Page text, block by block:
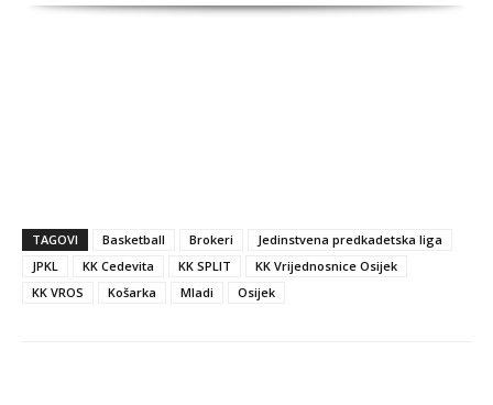
TAGOVI Basketball Brokeri
Jedinstvena predkadetska liga
JPKL
KK Cedevita KK SPLIT
KK Vrijednosnice Osijek
KK VROS
Košarka Mladi Osijek